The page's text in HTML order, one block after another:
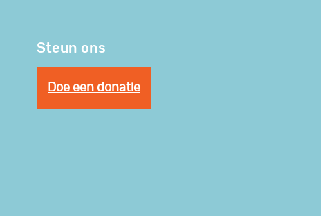
Steun ons
Doe een donatie